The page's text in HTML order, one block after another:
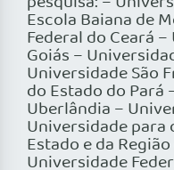
Escola Baiana de
Federal do Ceará
Goiás –
Universidade São
do Estado do Pará
Uberlândia –
Universidade para
Estado e da
Universidade